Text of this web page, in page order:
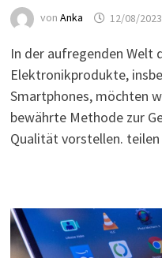
von Anka 12/08/2023
In der aufregenden Welt
Elektronikprodukte,
Smartphones, möchten
bewährte Methode zur
Qualität vorstellen.